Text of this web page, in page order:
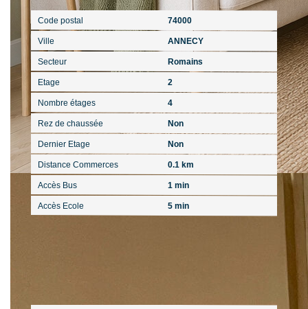
Code postal 74000
Ville ANNECY
Secteur Romains
Etage 2
Nombre étages 4
Rez de chaussée Non
Dernier Etage Non
Distance Commerces 0.1 km
Accès Bus 1 min
Accès Ecole 5 min